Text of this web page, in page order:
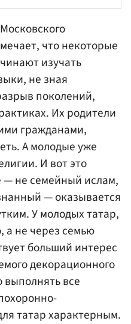
что некоторые
изучать
не зная
поколений,
Их родители
гражданами,
А молодые уже
И вот это
не семейный ислам,
— оказывается
У молодых татар,
а не через семью
больший интерес
декорационного
выполнять все
татар характерным.